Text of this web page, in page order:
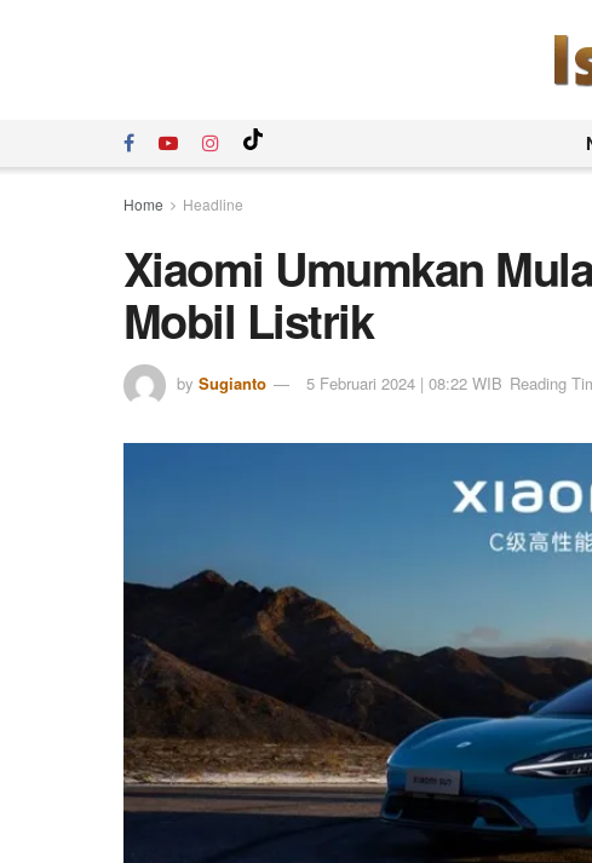
Home Headline
Xiaomi Umumkan
Mobil Listrik
by Sugianto 5 Februari 2024 | 08:22 WIB Reading